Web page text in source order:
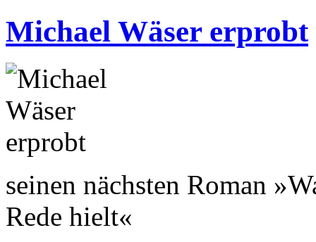
Michael Wäser erprobt
seinen nächsten Roman
Rede hielt«